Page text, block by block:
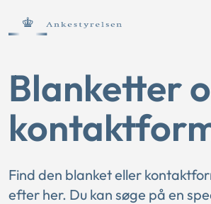
Blanketter
Find den blanket eller
efter her. Du kan søge på en